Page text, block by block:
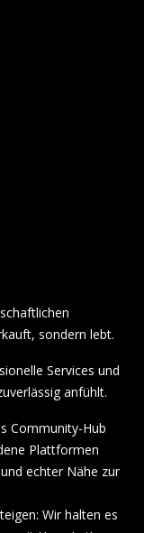
sondern lebt.
Services und
anfühlt.
Community-Hub
Plattformen
echter Nähe zur
Wir halten es